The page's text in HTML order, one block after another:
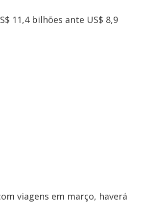
11,4 bilhões ante US$ 8,9
viagens em março, haverá